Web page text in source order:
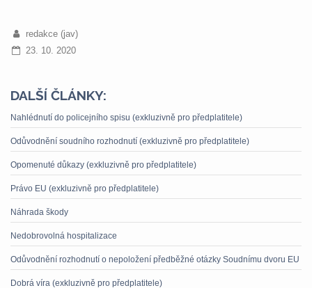
redakce (jav)
23. 10. 2020
DALŠÍ ČLÁNKY:
Nahlédnutí do policejního spisu (exkluzivně pro předplatitele)
Odůvodnění soudního rozhodnutí (exkluzivně pro předplatitele)
Opomenuté důkazy (exkluzivně pro předplatitele)
Právo EU (exkluzivně pro předplatitele)
Náhrada škody
Nedobrovolná hospitalizace
Odůvodnění rozhodnutí o nepoložení předběžné otázky Soudnímu dvoru EU
Dobrá víra (exkluzivně pro předplatitele)